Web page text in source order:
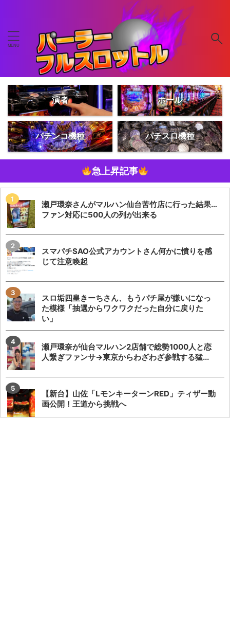
演者 ホール
パチンコ機種 パチスロ機種
急上昇記事
瀬戸環奈さんがマルハン仙台苦竹店に行った結果…
ファン対応に500人の列が出来る
スマパチSAO公式アカウントさん何かに憤りを感
じて注意喚起
スロ垢四皇きーちさん、もうパチ屋が嫌いになっ
た模様「抽選からワクワクだった自分に戻りた
い」
瀬戸環奈が仙台マルハン2店舗で総勢1000人と恋
人繋ぎファンサ→東京からわざわざ参戦する猛...
【新台】山佐「LモンキーターンRED」ティザー動
画公開！王道から挑戦へ